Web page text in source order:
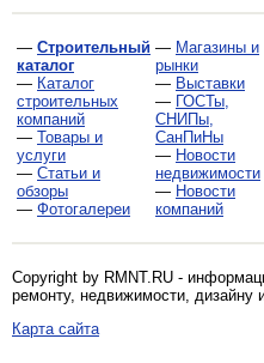
— Строительный
каталог
— Каталог
строительных
компаний
— Товары и
услуги
— Статьи и
обзоры
— Фотогалереи
— Магазины и
рынки
— Выставки
— ГОСТы,
СНИПы,
СанПиНы
— Новости
недвижимости
— Новости
компаний
Copyright by RMNT.RU -
ремонту, недвижимости, дизайну
Карта сайта